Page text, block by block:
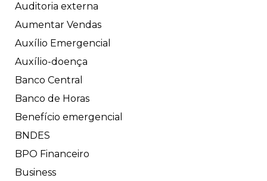
Auditoria externa
Aumentar Vendas
Auxílio Emergencial
Auxílio-doença
Banco Central
Banco de Horas
Benefício emergencial
BNDES
BPO Financeiro
Business